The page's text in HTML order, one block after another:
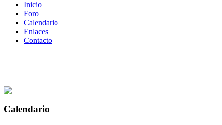
Inicio
Foro
Calendario
Enlaces
Contacto
Calendario